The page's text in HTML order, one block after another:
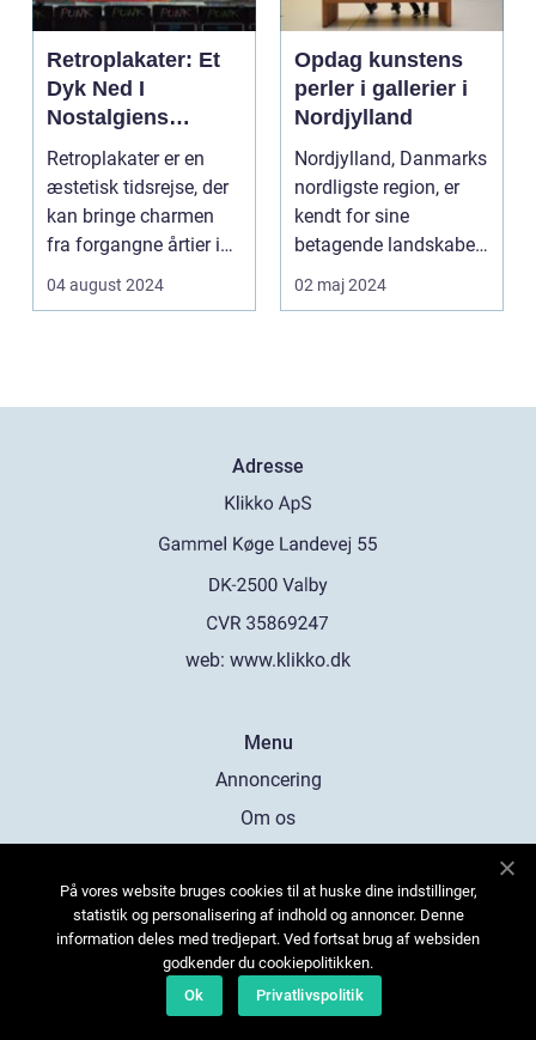
Retroplakater: Et
Dyk Ned I
Nostalgiens
Verden
Retroplakater er en
æstetisk tidsrejse, der
kan bringe charmen
fra forgangne årtier ind
...
04 august 2024
Opdag kunstens
perler i gallerier i
Nordjylland
Nordjylland, Danmarks
nordligste region, er
kendt for sine
betagende landskaber
og rige kulturarv. R...
02 maj 2024
Adresse
web: www.klikko.dk
Menu
Annoncering
Om os
Kontakt os
Sitemap
På vores website bruges cookies til at huske dine indstillinger,
statistik og personalisering af indhold og annoncer. Denne
information deles med tredjepart. Ved fortsat brug af websiden
godkender du cookiepolitikken.
Ok
Privatlivspolitik